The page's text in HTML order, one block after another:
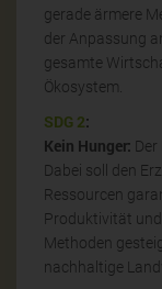
gerade ärmere
der Anpassung
gesamte
Ökosystem.
SDG 2:
Kein Hunger:
Dabei soll den
Ressourcen
Produktivität
Methoden
nachhaltige